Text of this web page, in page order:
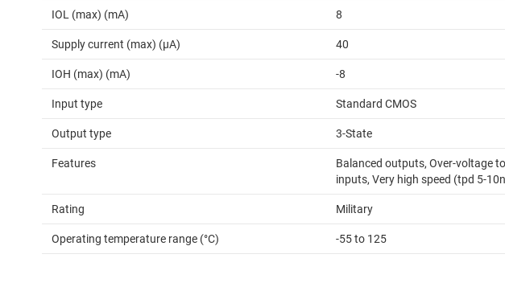
IOL (max) (mA) 8
Supply current (max) (µA) 40
IOH (max) (mA) -8
Input type Standard CMOS
Output type 3-State
Features
Balanced outputs, Over-voltage
inputs, Very high speed (tpd 5-
Rating Military
Operating temperature range (°C) -55 to 125